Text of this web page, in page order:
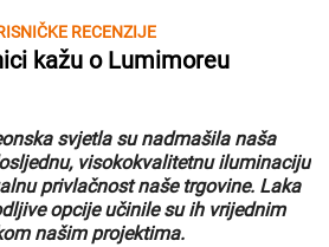
RECENZIJE
kažu o Lumimoreu
svjetla su nadmašila naša
visokokvalitetnu iluminaciju
privlačnost naše trgovine. Laka
opcije učinile su ih vrijednim
našim projektima.